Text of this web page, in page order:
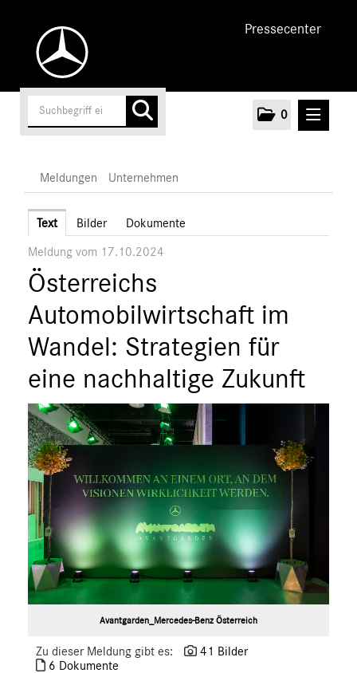
Pressecenter
0
Unternehmen
Marken & Produkte
MEDIA
ÜBER UNS
ANSPRECHPARTNER
Meldungen Unternehmen
Text Bilder Dokumente
Meldung vom 17.10.2024
Österreichs
Automobilwirtschaft im
Wandel: Strategien für
eine nachhaltige Zukunft
Avantgarden_Mercedes-Benz Österreich
Zu dieser Meldung gibt es:
41 Bilder
6 Dokumente